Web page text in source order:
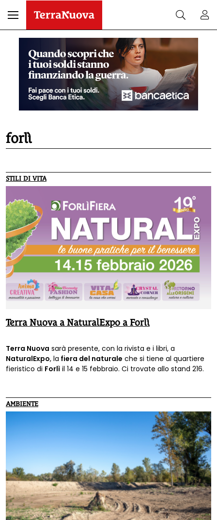
forlì
STILI DI VITA
Terra Nuova a NaturalExpo a Forlì
Terra Nuova sarà presente, con la rivista e i libri, a
NaturalExpo, la fiera del naturale che si tiene al quartiere
fieristico di Forlì il 14 e 15 febbraio. Ci trovate allo stand 216.
AMBIENTE